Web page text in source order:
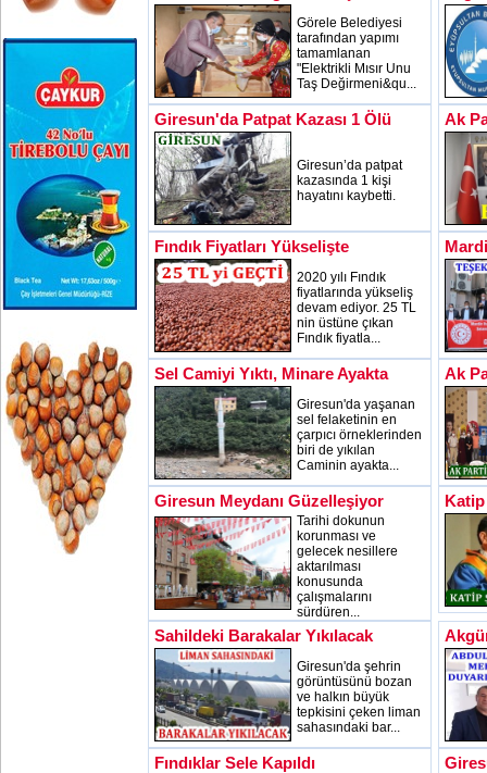
Görele Belediyesi
tarafından yapımı
tamamlanan
"Elektrikli Mısır Unu
Taş Değirmeni&qu...
Giresun'da Patpat Kazası 1 Ölü
Giresun’da patpat
kazasında 1 kişi
hayatını kaybetti.
Ak
Fındık Fiyatları Yükselişte
2020 yılı Fındık
fiyatlarında yükseliş
devam ediyor. 25 TL
nin üstüne çıkan
Fındık fiyatla...
Sel Camiyi Yıktı, Minare Ayakta
Giresun'da yaşanan
sel felaketinin en
çarpıcı örneklerinden
biri de yıkılan
Caminin ayakta...
Ak
Giresun Meydanı Güzelleşiyor
Tarihi dokunun
korunması ve
gelecek nesillere
aktarılması
konusunda
çalışmalarını
sürdüren...
Sahildeki Barakalar Yıkılacak
Giresun'da şehrin
görüntüsünü bozan
ve halkın büyük
tepkisini çeken liman
sahasındaki bar...
Fındıklar Sele Kapıldı